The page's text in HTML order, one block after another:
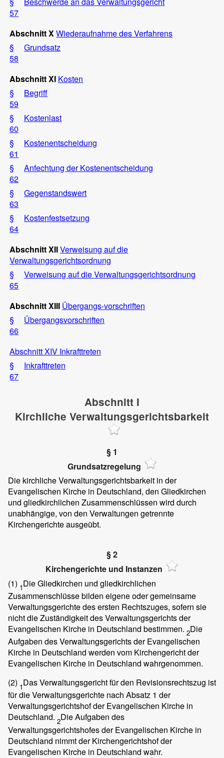
57
Abschnitt XWiederaufnahme des Verfahrens
§
58
Grundsatz
Abschnitt XI Kosten
§
59
Begriff
§
60
Kostenlast
§
61
Kostenentscheidung
§
62
Anfechtung der Kostenentscheidung
§
63
Gegenstandswert
§
64
Kostenfestsetzung
Abschnitt XIIVerweisung auf die
Verwaltungsgerichtsordnung
§
65
Verweisung auf die Verwaltungsgerichtsordnung
Abschnitt XIII Übergangs-vorschriften
§
66
Übergangsvorschriften
Abschnitt XIV Inkrafttreten
§
67
Inkrafttreten
Abschnitt I
Kirchliche Verwaltungsgerichtsbarkeit
§ 1
Grundsatzregelung
Die kirchliche Verwaltungsgerichtsbarkeit in der
Evangelischen Kirche in Deutschland, den Gliedkirchen
und gliedkirchlichen Zusammenschlüssen wird durch
unabhängige, von den Verwaltungen getrennte
Kirchengerichte ausgeübt.
§ 2
Kirchengerichte und Instanzen
(1) 1Die Gliedkirchen und gliedkirchlichen
Zusammenschlüsse bilden eigene oder gemeinsame
Verwaltungsgerichte des ersten Rechtszuges, sofern sie
nicht die Zuständigkeit des Verwaltungsgerichts der
Evangelischen Kirche in Deutschland bestimmen. 2Die
Aufgaben des Verwaltungsgerichts der Evangelischen
Kirche in Deutschland werden vom Kirchengericht der
Evangelischen Kirche in Deutschland wahrgenommen.
(2) 1Das Verwaltungsgericht für den Revisionsrechtszug ist
für die Verwaltungsgerichte nach Absatz 1 der
Verwaltungsgerichtshof der Evangelischen Kirche in
Deutschland. 2Die Aufgaben des
Verwaltungsgerichtshofes der Evangelischen Kirche in
Deutschland nimmt der Kirchengerichtshof der
Evangelischen Kirche in Deutschland wahr.